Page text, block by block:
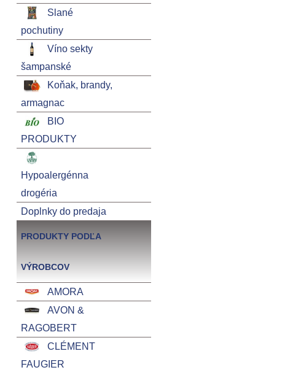
Slané
pochutiny
Víno sekty
šampanské
Koňak, brandy,
armagnac
BIO
PRODUKTY
Hypoalergénna
drogéria
Doplnky do predaja
PRODUKTY PODĽA
VÝROBCOV
AMORA
AVON &
RAGOBERT
CLÉMENT
FAUGIER